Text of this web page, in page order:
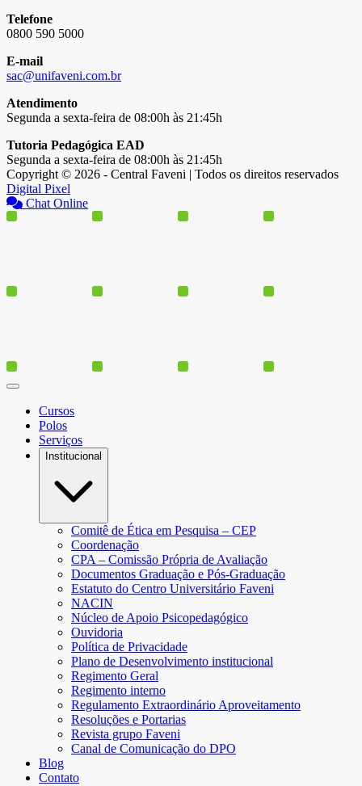
Telefone
0800 590 5000
E-mail
sac@unifaveni.com.br
Atendimento
Segunda a sexta-feira de 08:00h às 21:45h
Tutoria Pedagógica EAD
Segunda a sexta-feira de 08:00h às 21:45h
Copyright © 2026 - Central Faveni | Todos os direitos reservados
Digital Pixel
Chat Online
Cursos
Polos
Serviços
Institucional
Comitê de Ética em Pesquisa – CEP
Coordenação
CPA – Comissão Própria de Avaliação
Documentos Graduação e Pós-Graduação
Estatuto do Centro Universitário Faveni
NACIN
Núcleo de Apoio Psicopedagógico
Ouvidoria
Política de Privacidade
Plano de Desenvolvimento institucional
Regimento Geral
Regimento interno
Regulamento Extraordinário Aproveitamento
Resoluções e Portarias
Revista grupo Faveni
Canal de Comunicação do DPO
Blog
Contato